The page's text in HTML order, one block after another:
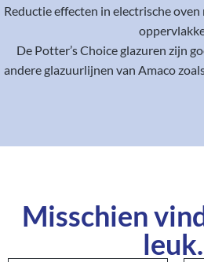
Reductie effecten in electrische
De Potter’s Choice glazuren zijn
andere glazuurlijnen van Amaco
Misschien